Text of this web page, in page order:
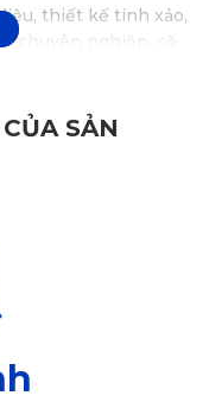
thiết kế tinh xảo,
chuyên nghiệp, sẽ
ô tô uy tín số 1
kinh nghiệm, chúng
lót sàn cao cấp,
có khả năng chống
mái và an toàn cho
hợp với nhiều dòng
SẢN